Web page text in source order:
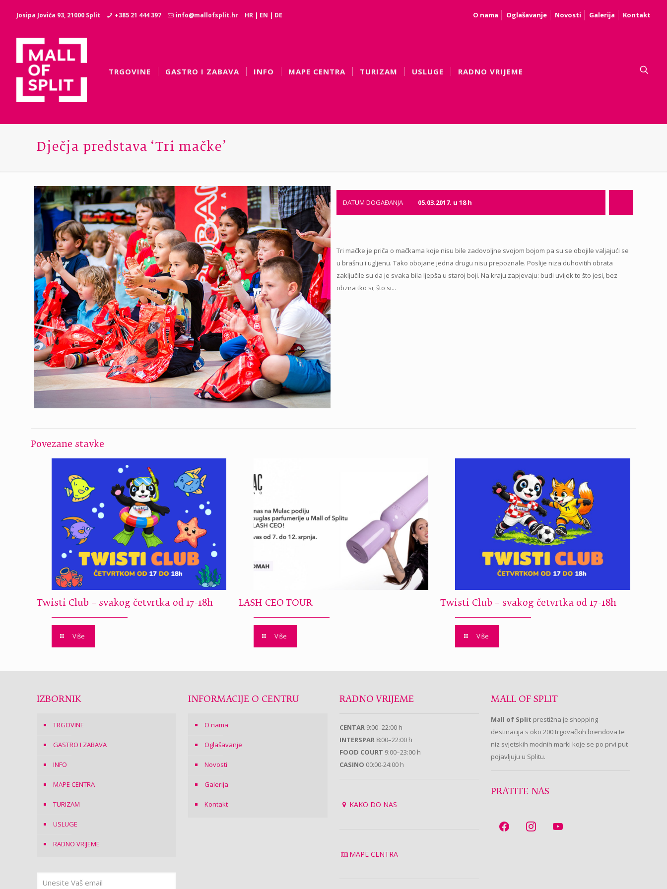
Josipa Jovića 93, 21000 Split +385 21 444 397 info@mallofsplit.hr HR | EN | DE O nama Oglašavanje Novosti Galerija Kontakt
TRGOVINE GASTRO I ZABAVA INFO MAPE CENTRA TURIZAM USLUGE RADNO VRIJEME
Dječja predstava ‘Tri mačke’
DATUM DOGAĐANJA 05.03.2017. u 18 h
Tri mačke je priča o mačkama koje nisu bile zadovoljne svojom bojom pa su se obojile valjajući se
u brašnu i ugljenu. Tako obojane jedna drugu nisu prepoznale. Poslije niza duhovitih obrata
zaključile su da je svaka bila ljepša u staroj boji. Na kraju zapjevaju: budi uvijek to što jesi, bez
obzira tko si, što si...
Povezane stavke
Twisti Club – svakog četvrtka od 17-18h
Više
LASH CEO TOUR
Više
Twisti Club – svakog četvrtka od 17-18h
Više
IZBORNIK
TRGOVINE
GASTRO I ZABAVA
INFO
MAPE CENTRA
TURIZAM
USLUGE
RADNO VRIJEME
INFORMACIJE O CENTRU
O nama
Oglašavanje
Novosti
Galerija
Kontakt
RADNO VRIJEME
CENTAR 9:00–22:00 h
INTERSPAR 8:00–22:00 h
FOOD COURT 9:00–23:00 h
CASINO 00:00-24:00 h
KAKO DO NAS
MAPE CENTRA
MALL OF SPLIT
Mall of Split prestižna je shopping
destinacija s oko 200 trgovačkih brendova te
niz svjetskih modnih marki koje se po prvi put
pojavljuju u Splitu.
PRATITE NAS